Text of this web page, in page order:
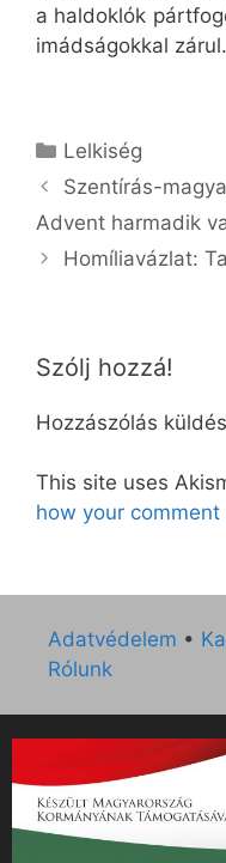
a haldoklók
imádságokkal zárul.
Kategória
Lelkiség
Szentírás-
Advent harmadik
Homíliavázlat:
Szólj hozzá!
Hozzászólás
This site uses
how your
Adatvédelem •
Rólunk